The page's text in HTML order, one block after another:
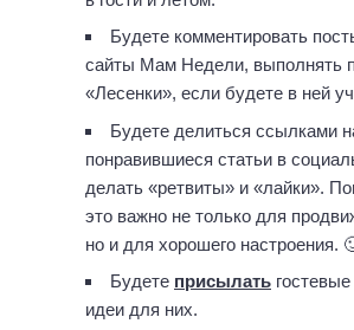
Будете комментировать
сайты Мам Недели, выполнять
«Лесенки», если будете в ней
Будете делиться ссылками
понравившиеся статьи в
делать «ретвиты» и «лайки».
это важно не только для
но и для хорошего настроения.
Будете присылать
идеи для них.